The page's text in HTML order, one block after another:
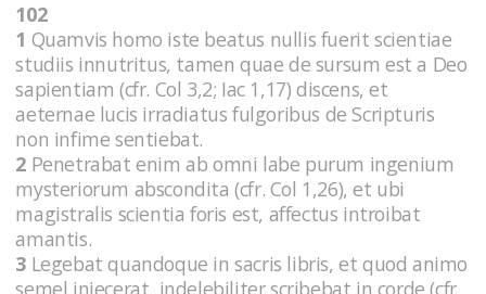
102
1 Quamvis homo iste beatus nullis fuerit scientiae
studiis innutritus, tamen quae de sursum est a Deo
sapientiam (cfr. Col 3,2; Iac 1,17) discens, et
aeternae lucis irradiatus fulgoribus de Scripturis
non infime sentiebat.
2 Penetrabat enim ab omni labe purum ingenium
mysteriorum abscondita (cfr. Col 1,26), et ubi
magistralis scientia foris est, affectus introibat
amantis.
3 Legebat quandoque in sacris libris, et quod animo